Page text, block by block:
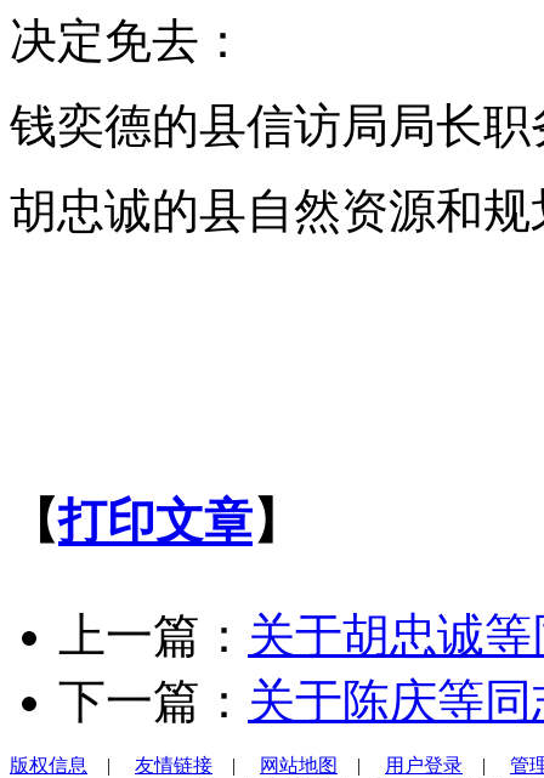
决定免去：
钱奕德的县信访局局长职
胡忠诚的县自然资源和
【打印文章】
上一篇： 关于胡忠诚
下一篇： 关于陈庆等
版权信息 | 友情链接 | 网站地图 | 用户登录 | 管